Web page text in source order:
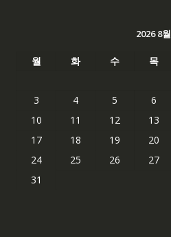
2026 8월
월 화 수 목
3
4 5 6
10
11 12 13
17
18 19 20
24
25 26 27
31